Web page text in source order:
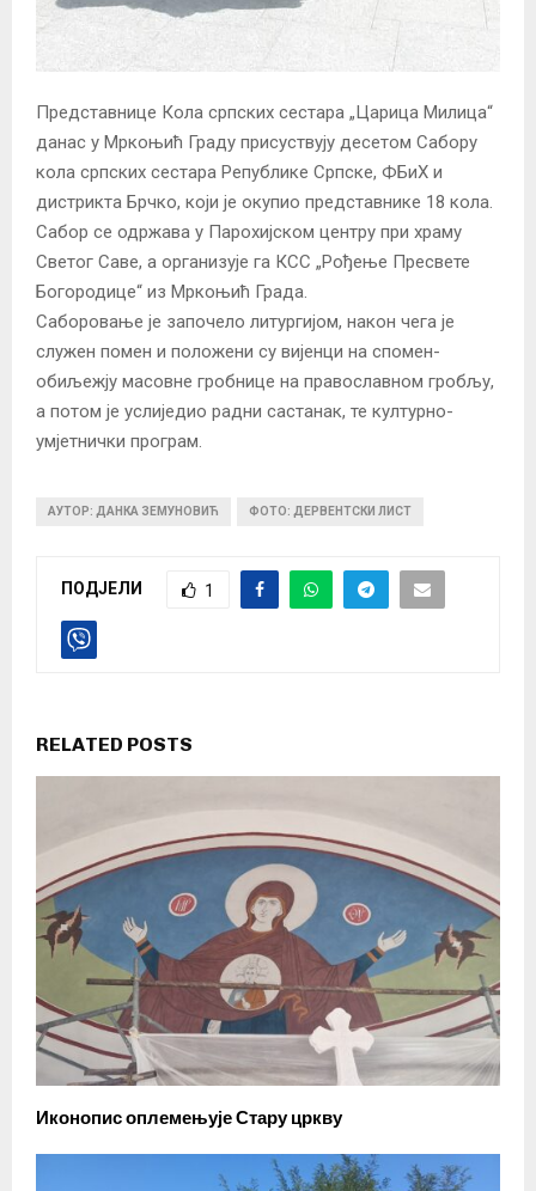
Представнице Кола српских сестара „Царица Милица“
данас у Мркоњић Граду присуствују десетом Сабору
кола српских сестара Републике Српске, ФБиХ и
дистрикта Брчко, који је окупио представнике 18 кола.
Сабор се одржава у Парохијском центру при храму
Светог Саве, а организује га КСС „Рођење Пресвете
Богородице“ из Мркоњић Града.
Саборовање је започело литургијом, након чега је
служен помен и положени су вијенци на спомен-
обиљежју масовне гробнице на православном гробљу,
а потом је услиједио радни састанак, те културно-
умјетнички програм.
АУТОР: ДАНКА ЗЕМУНОВИЋ ФОТО: ДЕРВЕНТСКИ ЛИСТ
ПОДЈЕЛИ 1
RELATED POSTS
Иконопис оплемењује Стару цркву